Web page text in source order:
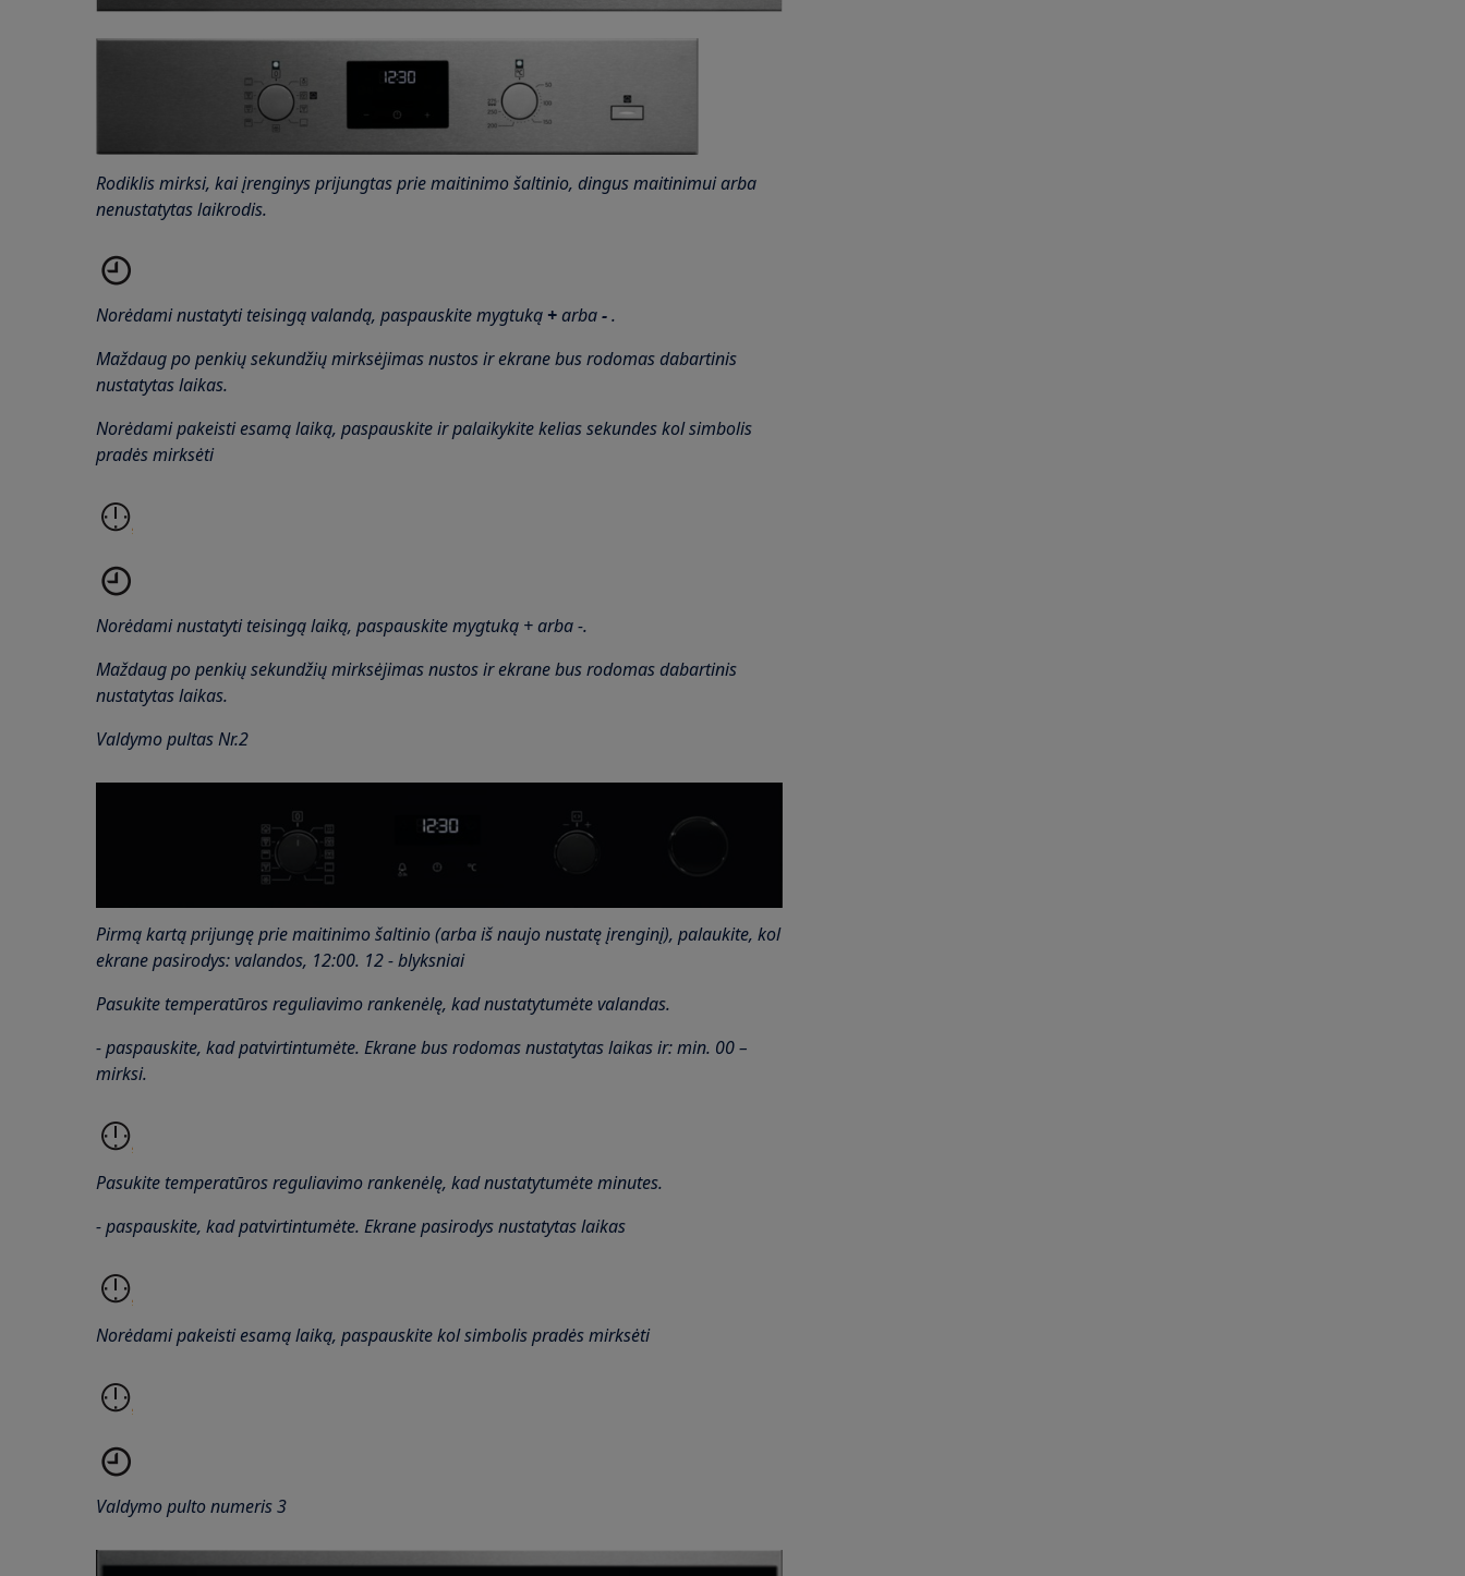
Rodiklis mirksi, kai įrenginys prijungtas prie maitinimo šaltinio, dingus maitinimui arba
nenustatytas laikrodis.
Norėdami nustatyti teisingą valandą, paspauskite mygtuką +arba-.
Maždaug po penkių sekundžių mirksėjimas nustos ir ekrane bus rodomas dabartinis
nustatytas laikas.
Norėdami pakeisti esamą laiką, paspauskite ir palaikykite kelias sekundes kol simbolis
pradės mirksėti
Norėdami nustatyti teisingą laiką, paspauskite mygtuką + arba -.
Maždaug po penkių sekundžių mirksėjimas nustos ir ekrane bus rodomas dabartinis
nustatytas laikas.
Valdymo pultas Nr.2
Pirmą kartą prijungę prie maitinimo šaltinio (arba iš naujo nustatę įrenginį), palaukite, kol
ekrane pasirodys: valandos, 12:00. 12 - blyksniai
Pasukite temperatūros reguliavimo rankenėlę, kad nustatytumėte valandas.
- paspauskite, kad patvirtintumėte. Ekrane bus rodomas nustatytas laikas ir: min. 00 –
mirksi.
Pasukite temperatūros reguliavimo rankenėlę, kad nustatytumėte minutes.
- paspauskite, kad patvirtintumėte. Ekrane pasirodys nustatytas laikas
Norėdami pakeisti esamą laiką, paspauskite kol simbolis pradės mirksėti
Valdymo pulto numeris 3